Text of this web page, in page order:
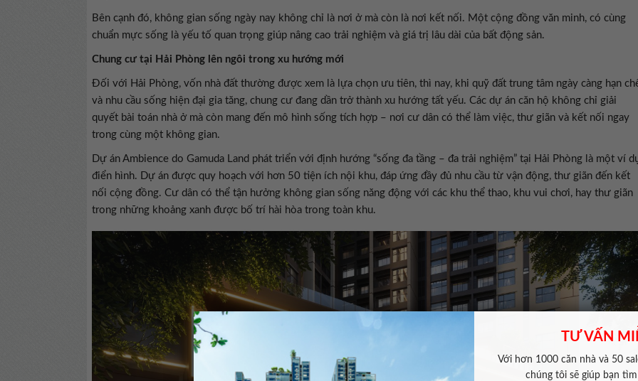
TƯ VẤN
Với hơn 1000 căn nhà và 50
chúng tôi sẽ giúp bạn
Bên cạnh đó, không gian sống ngày nay không chỉ là nơi ở mà còn là nơi kết nối. Một cộng đồng văn minh, có cùng
chuẩn mực sống là yếu tố quan trọng giúp nâng cao trải nghiệm và giá trị lâu dài của bất động sản.
Chung cư tại Hải Phòng lên ngôi trong xu hướng mới
Đối với Hải Phòng, vốn nhà đất thường được xem là lựa chọn ưu tiên, thì nay, khi quỹ đất trung tâm ngày càng hạn
và nhu cầu sống hiện đại gia tăng, chung cư đang dần trở thành xu hướng tất yếu. Các dự án căn hộ không chỉ giải
quyết bài toán nhà ở mà còn mang đến mô hình sống tích hợp – nơi cư dân có thể làm việc, thư giãn và kết nối ngay
trong cùng một không gian.
Dự án Ambience do Gamuda Land phát triển với định hướng “sống đa tầng – đa trải nghiệm” tại Hải Phòng là một ví
điển hình. Dự án được quy hoạch với hơn 50 tiện ích nội khu, đáp ứng đầy đủ nhu cầu từ vận động, thư giãn đến kết
nối cộng đồng. Cư dân có thể tận hưởng không gian sống năng động với các khu thể thao, khu vui chơi, hay thư giãn
trong những khoảng xanh được bố trí hài hòa trong toàn khu.